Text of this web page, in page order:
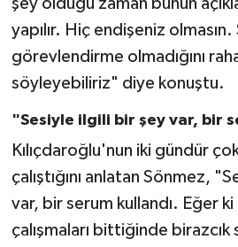
yapılır. Hiç endişeniz
görevlendirme olmadığını
söyleyebiliriz" diye konuştu.
"Sesiyle ilgili bir şey var, bir
Kılıçdaroğlu'nun iki gündür
çalıştığını anlatan Sönmez,
var, bir serum kullandı. Eğer
çalışmaları bittiğinde birazcık